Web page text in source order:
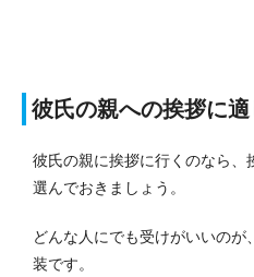
彼氏の親への挨拶に
彼氏の親に挨拶に行くのなら、
選んでおきましょう。
どんな人にでも受けがいいの
装です。